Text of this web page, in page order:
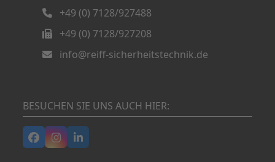
+49 (0) 7128/927488
+49 (0) 7128/927208
info@reiff-sicherheitstechnik.de
BESUCHEN SIE UNS AUCH HIER:
Facebook
Instagram
LinkedIn